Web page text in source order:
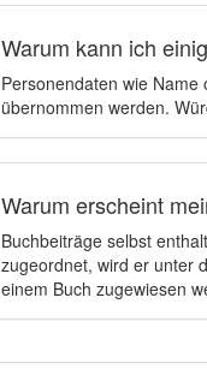
Warum kann ich
Personendaten wie
übernommen werden.
Warum erscheint
Buchbeiträge selbst
zugeordnet, wird er unter
einem Buch zugewiesen